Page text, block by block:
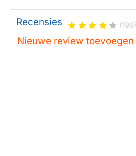
Recensies (199)
Nieuwe review toevoegen